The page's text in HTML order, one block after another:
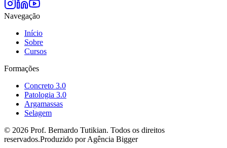
Navegação
Início
Sobre
Cursos
Formações
Concreto 3.0
Patologia 3.0
Argamassas
Selagem
© 2026 Prof. Bernardo Tutikian. Todos os direitos
reservados.Produzido por Agência Bigger